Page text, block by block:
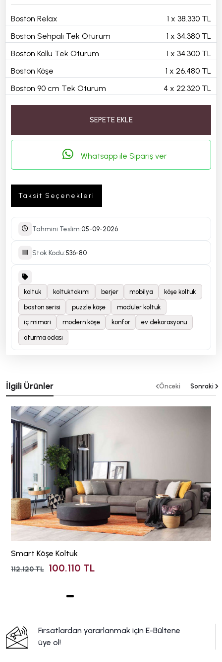
Boston Relax 1 x 38.330 TL
Boston Sehpalı Tek Oturum
1 x 34.380 TL
Boston Kollu Tek Oturum
1 x 34.300 TL
Boston Köşe
1 x 26.480 TL
Boston 90 cm Tek Oturum
4 x 22.320 TL
SEPETE EKLE
Whatsapp ile Sipariş ver
Taksit Seçenekleri
Tahmini Teslim:05-09-2026
Stok Kodu:536-80
koltuk koltuktakımı berjer mobilya köşe koltuk
boston serisi puzzle köşe modüler koltuk
iç mimari modern köşe konfor ev dekorasyonu
oturma odası
İlgili Ürünler
Smart Köşe Koltuk
112.120 TL 100.110 TL
Önceki Sonraki
Fırsatlardan yararlanmak için E-Bültene
üye ol!